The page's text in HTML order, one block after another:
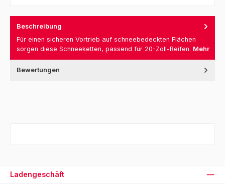
Beschreibung
Für einen sicheren Vortrieb auf schneebedeckten Flächen
sorgen diese Schneeketten, passend für 20-Zoll-Reifen. Mehr
Bewertungen
Ladengeschäft